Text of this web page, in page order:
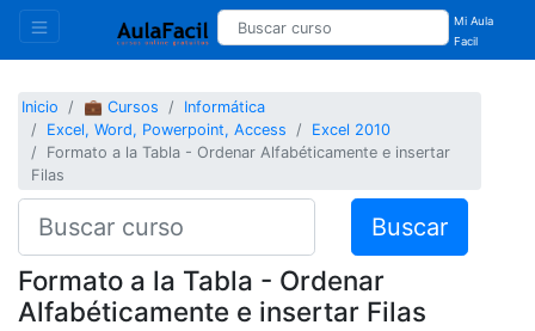
Mi Aula
Facil
Inicio 💼 Cursos
Informática
Excel, Word, Powerpoint, Access
Excel 2010
Formato a la Tabla - Ordenar Alfabéticamente e insertar
Filas
Buscar
Formato a la Tabla - Ordenar
Alfabéticamente e insertar Filas